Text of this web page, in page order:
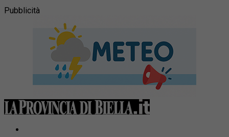
Pubblicità